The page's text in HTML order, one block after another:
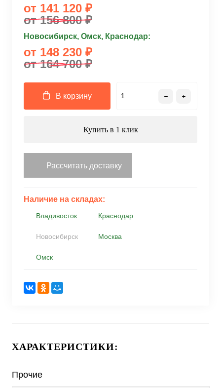
от 141 120 ₽
от 156 800 ₽
Новосибирск, Омск, Краснодар:
от 148 230 ₽
от 164 700 ₽
В корзину
Купить в 1 клик
Рассчитать доставку
Наличие на складах:
Владивосток Краснодар
Новосибирск Москва
Омск
ХАРАКТЕРИСТИКИ:
Прочие